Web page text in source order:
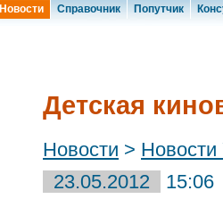
Новости Справочник Попутчик
Детская
Новости > Новости
23.05.2012
15:06